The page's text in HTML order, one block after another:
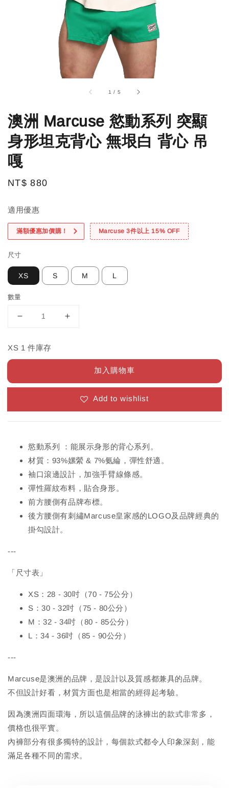
1 / 5
澳洲 Marcuse 慾動系列 突顯
身形坦克背心 無垠白 背心 吊
嘎
Regular
NT$ 880
適用優惠
滿額優惠加價購！ Marcuse 3件以上 15% OFF
尺寸
XS S M L
數量
XS 1 件庫存
加入購物車
Add to wishlist
慾動系列 ：能展示身形的背心系列。
材質：93%嫘縈 & 7%氨綸，彈性舒適。
袖口滾邊設計，加強手臂線條感。
彈性羅紋布料，貼合身形。
前方腰側有品牌布標。
後方腰側有刺繡Marcuse皇家感的LOGO及品牌經典的
掛勾設計。
---
「尺寸表」
XS：28 - 30吋（70 - 75公分）
S：30 - 32吋（75 - 80公分）
M：32 - 34吋（80 - 85公分）
L：34 - 36吋（85 - 90公分）
---
Marcuse是澳洲的品牌，是設計以及質感都兼具的品牌。
不但設計好看，材質方面也是相當的經得起考驗。
因為澳洲四面環海，所以這個品牌的泳褲出的款式非常多，
價格也很平實。
內褲部分有很多獨特的設計，每個款式都令人印象深刻，能
滿足各種不同的需求。